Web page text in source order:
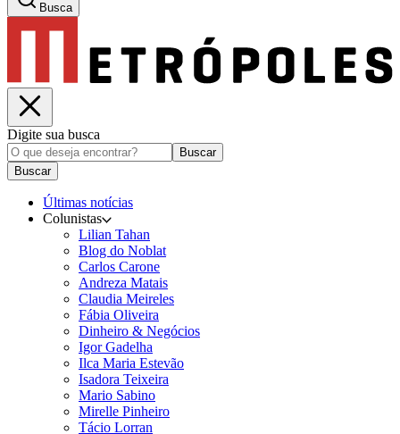
Busca
Digite sua busca
Buscar
Buscar
Últimas notícias
Colunistas
Lilian Tahan
Blog do Noblat
Carlos Carone
Andreza Matais
Claudia Meireles
Fábia Oliveira
Dinheiro & Negócios
Igor Gadelha
Ilca Maria Estevão
Isadora Teixeira
Mario Sabino
Mirelle Pinheiro
Tácio Lorran